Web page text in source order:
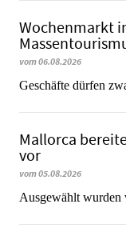
Wochenmarkt
vom 06.08.2026
Geschäfte dürfen
Mallorca
vor
vom 05.08.2026
Ausgewählt wurden